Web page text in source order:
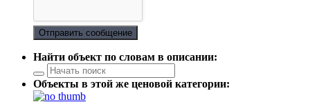
Отправить сообщение
Найти объект по словам в описании:
Объекты в этой же ценовой категории: